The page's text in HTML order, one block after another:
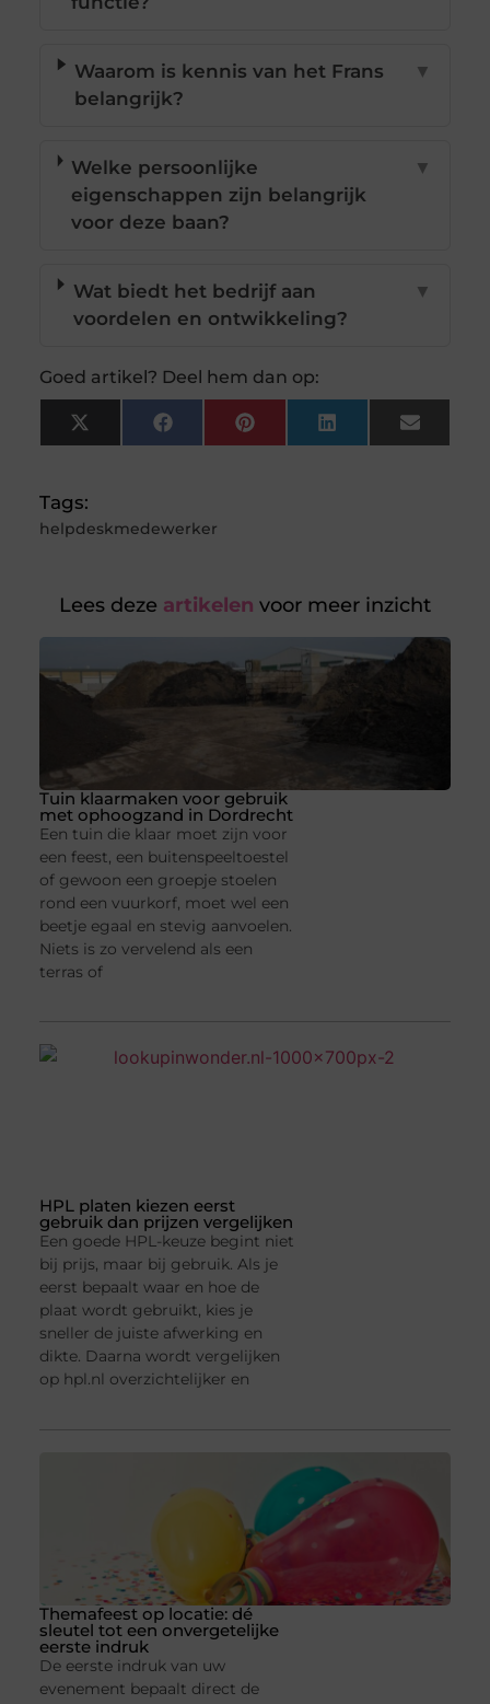
Waarom is kennis van het Frans
belangrijk?
▼
Welke persoonlijke
eigenschappen zijn belangrijk
voor deze baan?
▼
Wat biedt het bedrijf aan
voordelen en ontwikkeling?
▼
Goed artikel? Deel hem dan op:
X
(Twitter)
FacebookPinterestLinkedInEmail
Tags:
helpdeskmedewerker
Lees deze artikelen voor meer inzicht
Tuin klaarmaken voor gebruik
met ophoogzand in Dordrecht
Een tuin die klaar moet zijn voor
een feest, een buitenspeeltoestel
of gewoon een groepje stoelen
rond een vuurkorf, moet wel een
beetje egaal en stevig aanvoelen.
Niets is zo vervelend als een
terras of
HPL platen kiezen eerst
gebruik dan prijzen vergelijken
Een goede HPL-keuze begint niet
bij prijs, maar bij gebruik. Als je
eerst bepaalt waar en hoe de
plaat wordt gebruikt, kies je
sneller de juiste afwerking en
dikte. Daarna wordt vergelijken
op hpl.nl overzichtelijker en
Themafeest op locatie: dé
sleutel tot een onvergetelijke
eerste indruk
De eerste indruk van uw
evenement bepaalt direct de